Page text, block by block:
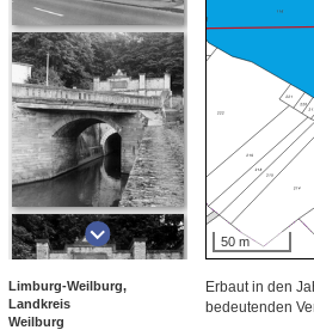
50 m
Limburg-Weilburg,
Landkreis
Weilburg
Erbaut in den
bedeutenden